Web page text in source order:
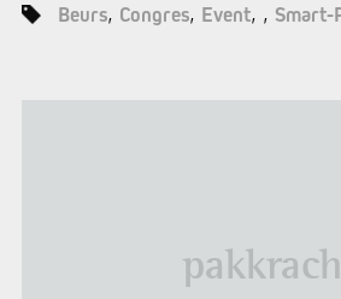
Beurs Congres Event Smart-